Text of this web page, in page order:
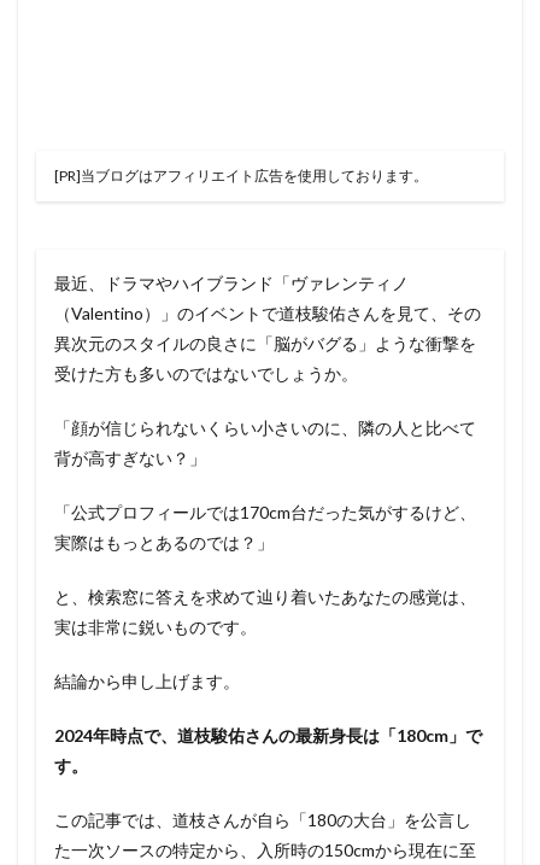
[PR]当ブログはアフィリエイト広告を使用しております。
最近、ドラマやハイブランド「ヴァレンティノ
（Valentino）」のイベントで道枝駿佑さんを見て、その
異次元のスタイルの良さに「脳がバグる」ような衝撃を
受けた方も多いのではないでしょうか。
「顔が信じられないくらい小さいのに、隣の人と比べて
背が高すぎない？」
「公式プロフィールでは170cm台だった気がするけど、
実際はもっとあるのでは？」
と、検索窓に答えを求めて辿り着いたあなたの感覚は、
実は非常に鋭いものです。
結論から申し上げます。
2024年時点で、道枝駿佑さんの最新身長は「180cm」で
す。
この記事では、道枝さんが自ら「180の大台」を公言し
た一次ソースの特定から、入所時の150cmから現在に至